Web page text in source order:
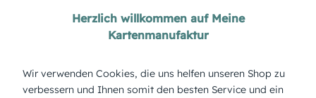
Schöne Zeit Foto 65
ÜBERBLICK:
Herzlich willkommen auf Meine
Kartenmanufaktur
Wir verwenden Cookies, die uns helfen unseren Shop zu
verbessern und Ihnen somit den besten Service und ein